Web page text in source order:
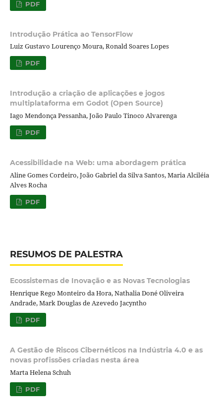
PDF
Introdução Prática ao TensorFlow
Luiz Gustavo Lourenço Moura, Ronald Soares Lopes
PDF
Introdução a criação de aplicações e jogos
multiplataforma em Godot (Open Source)
Iago Mendonça Pessanha, João Paulo Tinoco Alvarenga
PDF
Acessibilidade na Web: uma abordagem prática
Aline Gomes Cordeiro, João Gabriel da Silva Santos, Maria Alciléia
Alves Rocha
PDF
RESUMOS DE PALESTRA
Ecossistemas de Inovação e as Novas Tecnologias
Henrique Rego Monteiro da Hora, Nathalia Doné Oliveira
Andrade, Mark Douglas de Azevedo Jacyntho
PDF
A Gestão de Riscos Cibernéticos na Indústria 4.0 e as
novas profissões criadas nesta área
Marta Helena Schuh
PDF